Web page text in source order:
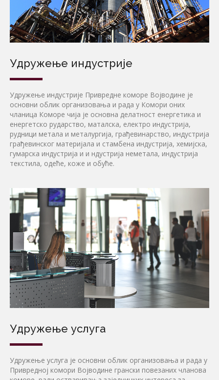
Удружење индустрије
Удружење индустрије Привредне коморе Војводине је
основни облик организовања и рада у Комори оних
чланица Коморе чија је основна делатност енергетика и
енергетско рударство, маталска, електро индустрија,
рудници метала и металургија, грађевинарство, индустрија
грађевинског материјала и стамбена индустрија, хемијска,
гумарска индустрија и и ндустрија неметала, индустрија
текстила, одеће, коже и обуће.
Удружење услуга
Удружење услуга је основни облик организовања и рада у
Привредној комори Војводине грански повезаних чланова